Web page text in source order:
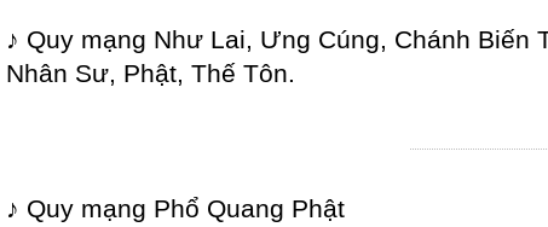
♪ Quy mạng Như Lai, Ưng Cúng, Chánh
Nhân Sư, Phật, Thế Tôn.
♪ Quy mạng Phổ Quang Phật